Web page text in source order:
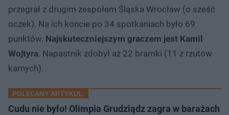
przegrał z drugim zespołem Śląska Wrocław (o sześć
oczek). Na ich koncie po 34 spotkaniach było 69
punktów. Najskuteczniejszym graczem jest Kamil
Wojtyra. Napastnik zdobył aż 22 bramki (11 z rzutów
karnych).
POLECANY ARTYKUŁ:
Cudu nie było! Olimpia Grudziądz zagra w barażach